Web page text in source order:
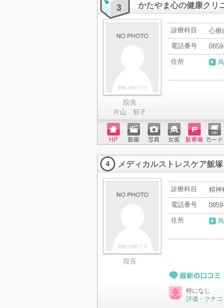
かたやま心の健康クリ
院長
片山 郁子
診療科目
心療
電話番号
住所
ホーム
ページ
動画 写真 女医 駐車場クレジ
ットカ
ード
4 メディカルストレスケア飯
院長
診療科目
精神
電話番号
住所
最新の口コミ
特になし
評価・クチ